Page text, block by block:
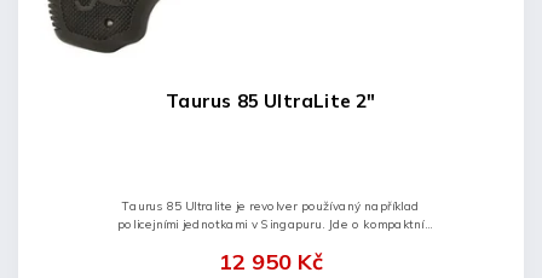
Taurus 85 UltraLite 2"
12 950 Kč
Taurus 85 Ultralite je revolver používaný například
policejními jednotkami v Singapuru. Jde o kompaktní
sebeobranu. Výhody...